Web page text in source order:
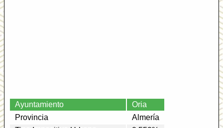
Ayuntamiento
Oria
Provincia
Almería